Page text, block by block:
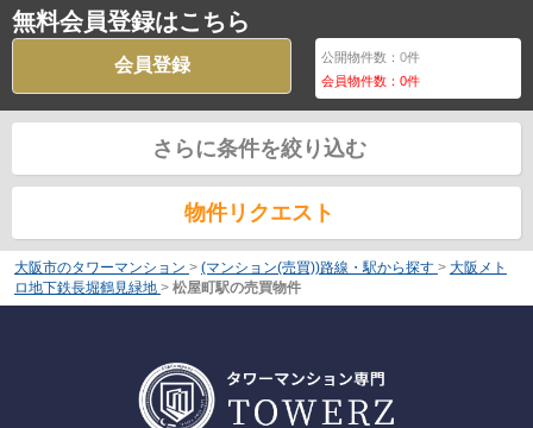
無料会員登録はこちら
会員登録 公開物件数：0件
会員物件数：0件
さらに条件を絞り込む
物件リクエスト
大阪市のタワーマンション > (マンション(売買))路線・駅から探す > 大阪メト
ロ地下鉄長堀鶴見緑地 > 松屋町駅の売買物件